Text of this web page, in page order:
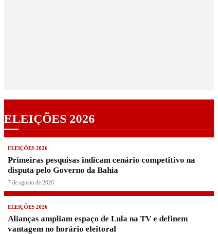
ELEIÇÕES 2026
ELEIÇÕES 2026
Primeiras pesquisas indicam cenário competitivo na
disputa pelo Governo da Bahia
7 de agosto de 2026
ELEIÇÕES 2026
Alianças ampliam espaço de Lula na TV e definem
vantagem no horário eleitoral